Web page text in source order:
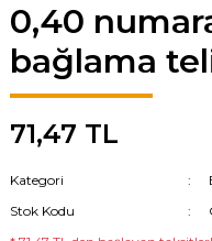
0,40
bağlama
71,47 TL
Kategori
Stok Kodu